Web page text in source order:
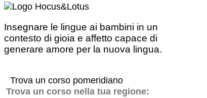
Insegnare le lingue ai bambini in un
contesto di gioia e affetto capace di
generare amore per la nuova lingua.
Trova un corso pomeridiano
Trova un corso nella tua regione: